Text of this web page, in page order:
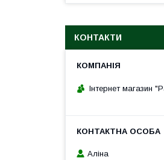
КОНТАКТИ
Інтернет магазин
Аліна